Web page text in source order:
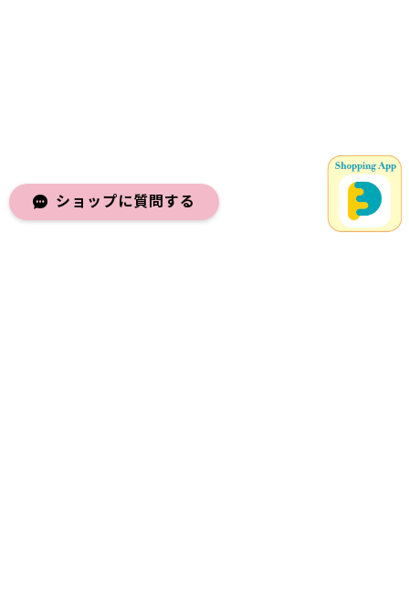
ショップに質問する